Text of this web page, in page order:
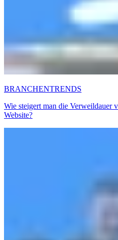
BRANCHENTRENDS
Wie steigert man die Verweildauer
Website?